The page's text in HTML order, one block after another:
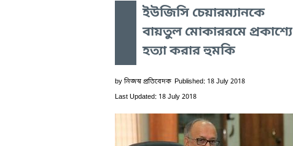
ইউজিসি চেয়ারম্যানকে
বায়তুল মোকাররমে প্রকাশ্যে
হত্যা করার হুমকি
by নিজস্ব প্রতিবেদক Published: 18 July 2018
Last Updated: 18 July 2018